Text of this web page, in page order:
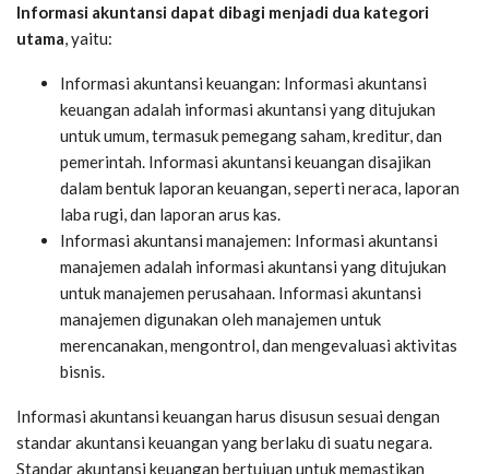
Informasi akuntansi dapat dibagi menjadi dua kategori
utama , yaitu:
Informasi akuntansi keuangan: Informasi akuntansi
keuangan adalah informasi akuntansi yang ditujukan
untuk umum, termasuk pemegang saham, kreditur, dan
pemerintah. Informasi akuntansi keuangan disajikan
dalam bentuk laporan keuangan, seperti neraca, laporan
laba rugi, dan laporan arus kas.
Informasi akuntansi manajemen: Informasi akuntansi
manajemen adalah informasi akuntansi yang ditujukan
untuk manajemen perusahaan. Informasi akuntansi
manajemen digunakan oleh manajemen untuk
merencanakan, mengontrol, dan mengevaluasi aktivitas
bisnis.
Informasi akuntansi keuangan harus disusun sesuai dengan
standar akuntansi keuangan yang berlaku di suatu negara.
Standar akuntansi keuangan bertujuan untuk memastikan